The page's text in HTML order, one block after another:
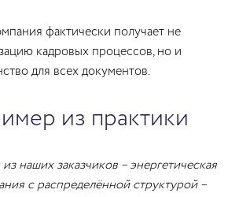
фактически получает не
кадровых процессов, но и
для всех документов.
из практики
наших заказчиков – энергетическая
с распределённой структурой –